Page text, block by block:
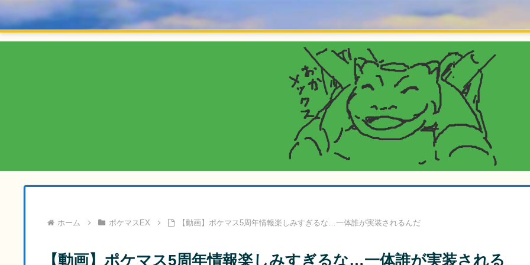
ホーム ポケマスEX 【動画】ポケマス5周年情報楽しみすぎるな…一体誰が実装されるんだ
【動画】ポケマス5周年情報楽しみすぎるな…一体誰が実装される